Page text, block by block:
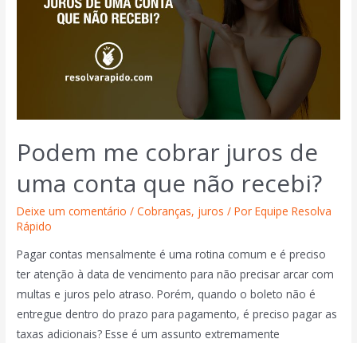
Podem me cobrar juros de
uma conta que não recebi?
Deixe um comentário /Cobranças, juros / PorEquipe Resolva
Rápido
Pagar contas mensalmente é uma rotina comum e é preciso
ter atenção à data de vencimento para não precisar arcar com
multas e juros pelo atraso. Porém, quando o boleto não é
entregue dentro do prazo para pagamento, é preciso pagar as
taxas adicionais? Esse é um assunto extremamente